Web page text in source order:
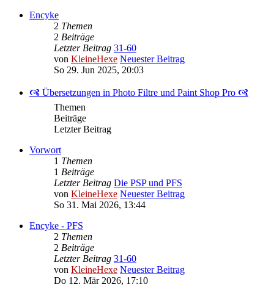
Encyke
2 Themen
2 Beiträge
Letzter Beitrag 31-60
von KleineHexe Neuester Beitrag
So 29. Jun 2025, 20:03
🙧 Übersetzungen in Photo Filtre und Paint Shop Pro 🙧
Themen
Beiträge
Letzter Beitrag
Vorwort
1 Themen
1 Beiträge
Letzter Beitrag Die PSP und PFS
von KleineHexe Neuester Beitrag
So 31. Mai 2026, 13:44
Encyke - PFS
2 Themen
2 Beiträge
Letzter Beitrag 31-60
von KleineHexe Neuester Beitrag
Do 12. Mär 2026, 17:10